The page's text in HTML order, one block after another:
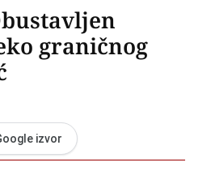
graničnog
izvor